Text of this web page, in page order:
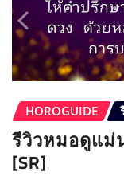
HOROGUIDE
รีวิวหมอดูแม่
[SR]